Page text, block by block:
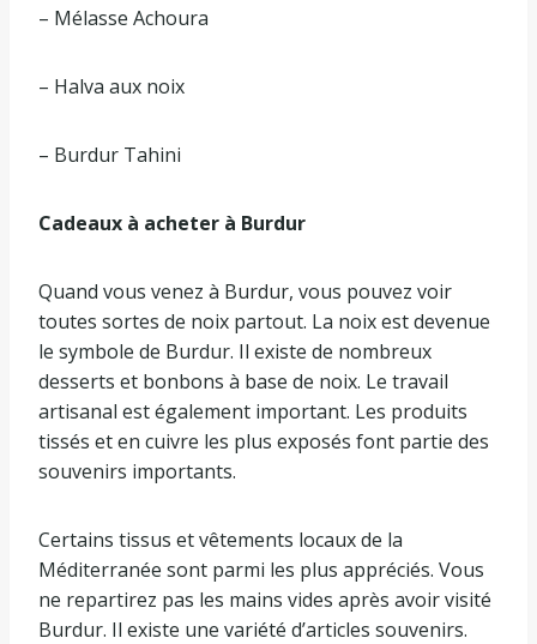
– Mélasse Achoura
– Halva aux noix
– Burdur Tahini
Cadeaux à acheter à Burdur
Quand vous venez à Burdur, vous pouvez voir
toutes sortes de noix partout. La noix est devenue
le symbole de Burdur. Il existe de nombreux
desserts et bonbons à base de noix. Le travail
artisanal est également important. Les produits
tissés et en cuivre les plus exposés font partie des
souvenirs importants.
Certains tissus et vêtements locaux de la
Méditerranée sont parmi les plus appréciés. Vous
ne repartirez pas les mains vides après avoir visité
Burdur. Il existe une variété d’articles souvenirs.